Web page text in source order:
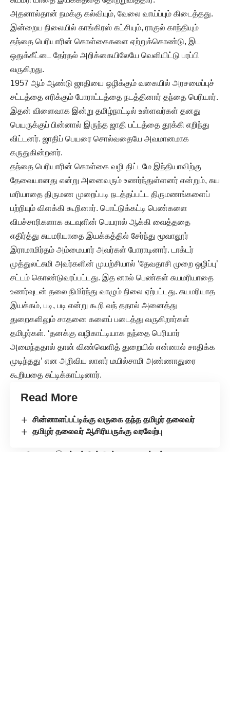
அதனால்தான் நமக்கு கல்வியும், வேலை வாய்ப்பும் கிடைத்தது.
இன்றைய நிலையில் காங்கிரஸ் கட்சியும், ராகுல் காந்தியும்
தந்தை பெரியாரின் கொள்கைகளை ஏற்றுக்கொண்டு, இட
ஒதுக்கீட்டை தேர்தல் அறிக்கையிலேயே வெளியிட்டு பரப்பி
வருகிறது.
1957 ஆம் ஆண்டு ஜாதியை ஒழிக்கும் வகையில் அரசமைப்புச்
சட்டத்தை எரிக்கும் போராட்டத்தை நடத்தினார் தந்தை பெரியார்.
இதன் விளைவாக இன்று தமிழ்நாட்டில் உள்ளவர்கள் தனது
பெயருக்குப் பின்னால் இருந்த ஜாதி பட்டத்தை தூக்கி எறிந்து
விட்டனர். ஜாதிப் பெயரை சொல்வதையே அவமானமாக
கருதுகின்றனர்.
தந்தை பெரியாரின் கொள்கை வழி திட்டமே இந்தியாவிற்கு
தேவையானது என்று அனைவரும் உணர்ந்துள்ளனர் என்றும், சுய
மரியாதை திருமண முறைப்படி நடத்தப்பட்ட திருமணங்களைப்
பற்றியும் விளக்கி கூறினார். பொட்டுக்கட்டி பெண்களை
விபச்சாரிகளாக கடவுளின் பெயரால் ஆக்கி வைத்ததை
எதிர்த்து சுயமரியாதை இயக்கத்தில் சேர்ந்து மூவாலூர்
இராமாமிர்தம் அம்மையார் அவர்கள் போராடினார். டாக்டர்
முத்துலட்சுமி அவர்களின் முயற்சியால் ‘தேவதாசி முறை ஒழிப்பு’
சட்டம் கொண்டுவரப்பட்டது. இத னால் பெண்கள் சுயமரியாதை
உணர்வுடன் தலை நிமிர்ந்து வாழும் நிலை ஏற்பட்டது. சுயமரியாத
இயக்கம், படி, படி என்று கூறி வந் ததால் அனைத்து
துறைகளிலும் சாதனை களைப் படைத்து வருகிறார்கள்
தமிழர்கள். ‘தனக்கு வழிகாட்டியாக தந்தை பெரியார்
அமைந்ததால் தான் விண்வெளித் துறையில் என்னால் சாதிக்க
முடிந்தது’ என அறிவிய லாளர் மயில்சாமி அண்ணாதுரை
கூறியதை சுட்டிக்காட்டினார்.
Read More
சின்னாளப்பட்டிக்கு வருகை தந்த தமிழர் தலைவர்
தமிழர் தலைவர் ஆசிரியருக்கு வரவேற்பு
சுயமரியாதை இயக்கத்தின் வேர்களை மறக்கக்கூடாது